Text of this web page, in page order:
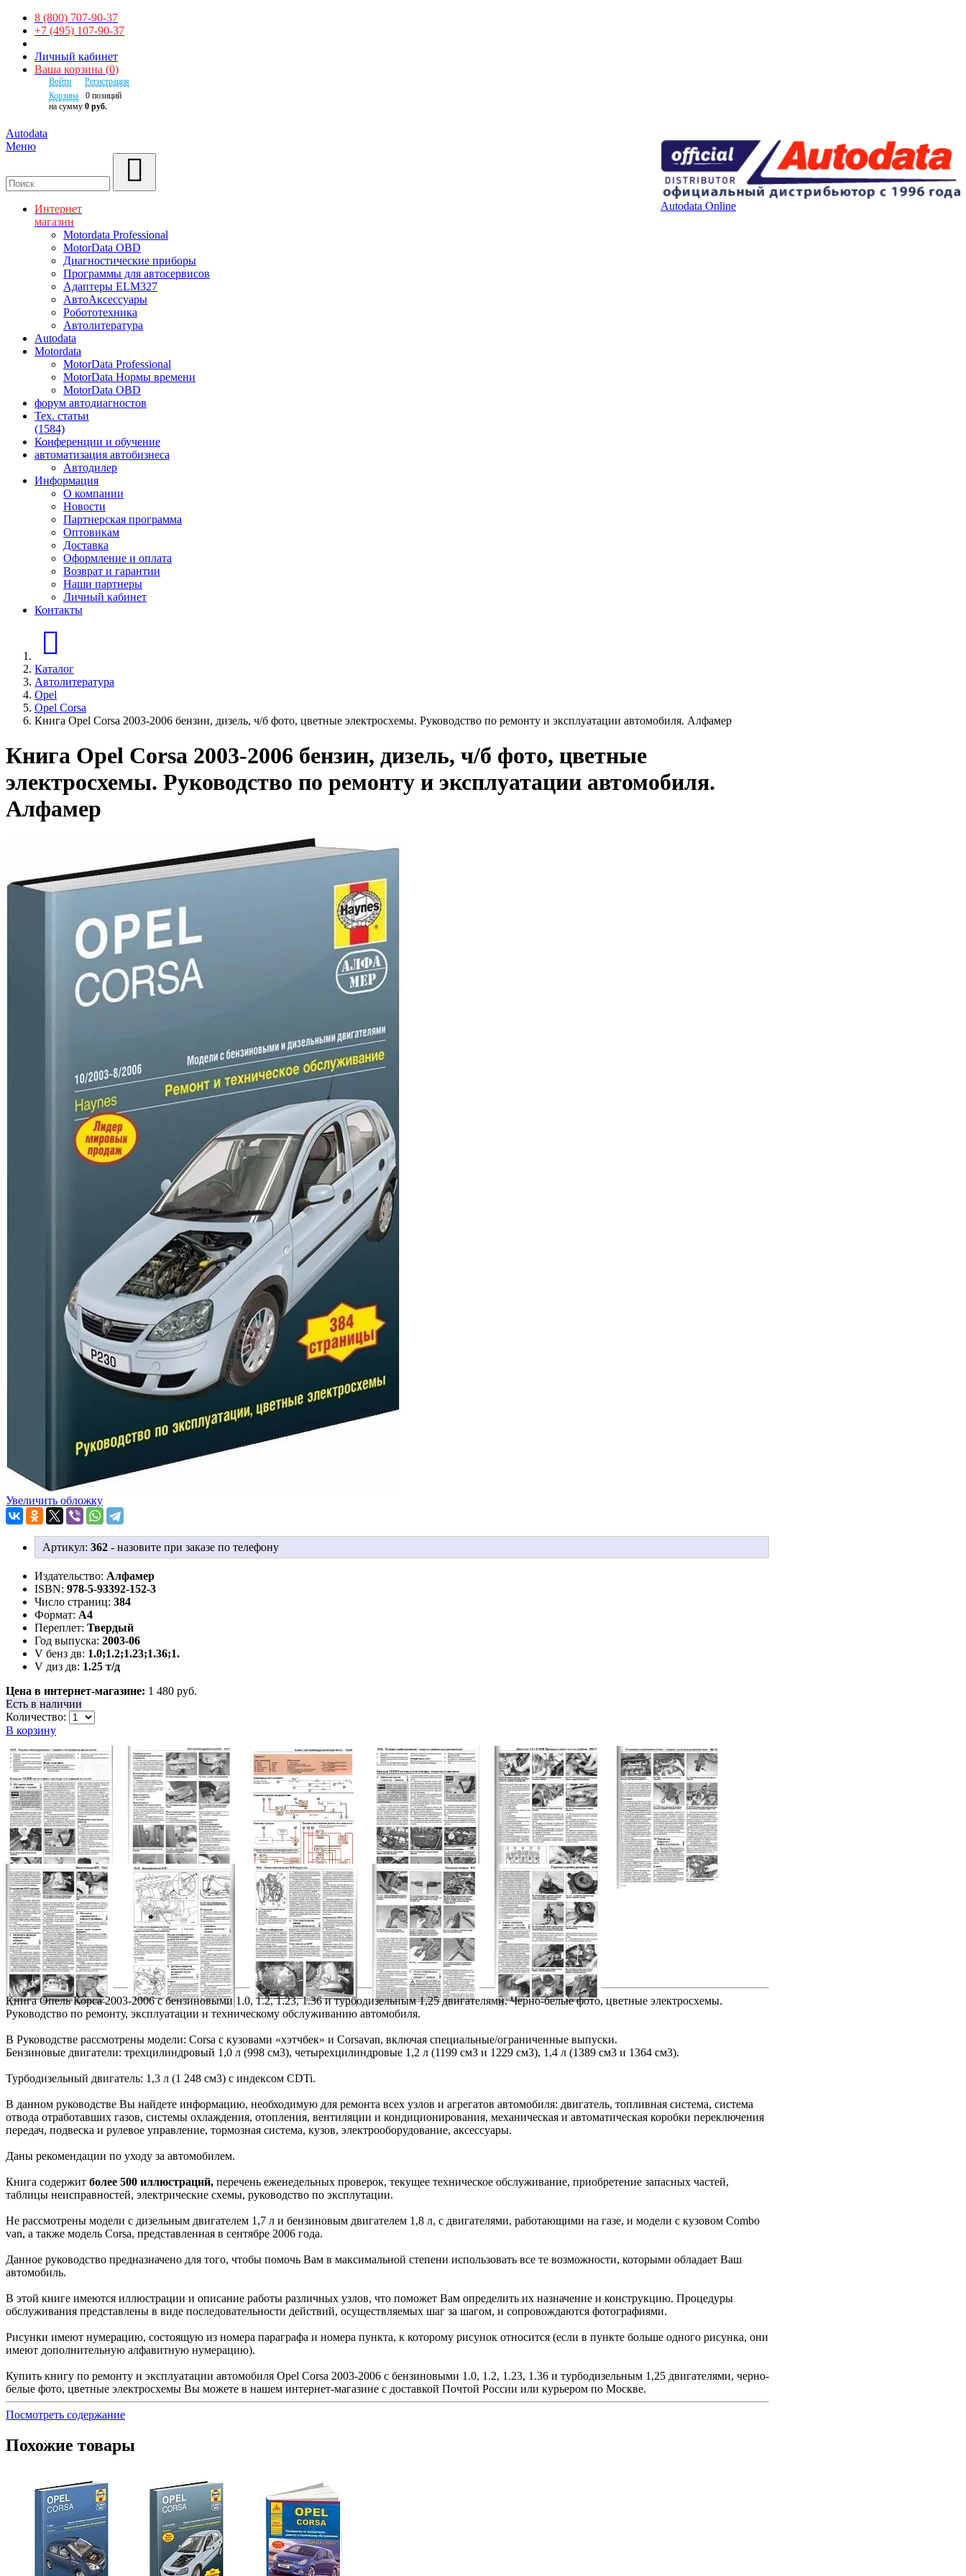
8 (800) 707-90-37
+7 (495) 107-90-37
Личный кабинет
Ваша корзина (0)
Войти
Регистрация
Корзина
0 позиций
на сумму 0 руб.
Autodata
Autodata Online
Меню
Интернет
магазин
Motordata Professional
MotorData OBD
Диагностические приборы
Программы для автосервисов
Адаптеры ELM327
АвтоАксессуары
Робототехника
Автолитература
Autodata
Motordata
MotorData Professional
MotorData Нормы времени
MotorData OBD
форум автодиагностов
Тех. статьи
(1584)
Конференции и обучение
автоматизация автобизнеса
Автодилер
Информация
О компании
Новости
Партнерская программа
Оптовикам
Доставка
Оформление и оплата
Возврат и гарантии
Наши партнеры
Личный кабинет
Контакты
Каталог
Автолитература
Opel
Opel Corsa
Книга Opel Corsa 2003-2006 бензин, дизель, ч/б фото, цветные электросхемы. Руководство по ремонту и эксплуатации автомобиля. Алфамер
Книга Opel Corsa 2003-2006 бензин, дизель, ч/б фото, цветные
электросхемы. Руководство по ремонту и эксплуатации автомобиля.
Алфамер
Увеличить обложку
Артикул: 362 - назовите при заказе по телефону
Издательство: Алфамер
ISBN: 978-5-93392-152-3
Число страниц: 384
Формат: А4
Переплет: Твердый
Год выпуска: 2003-06
V бенз дв: 1.0;1.2;1.23;1.36;1.
V диз дв: 1.25 т/д
Цена в интернет-магазине: 1 480 руб.
Есть в наличии
Количество:
В корзину
Книга Опель Корса 2003-2006 с бензиновыми 1.0, 1.2, 1.23, 1.36 и турбодизельным 1,25 двигателями. Черно-белые фото, цветные электросхемы.
Руководство по ремонту, эксплуатации и техническому обслуживанию автомобиля.
В Руководстве рассмотрены модели: Corsa с кузовами «хэтчбек» и Corsavan, включая специальные/ограниченные выпуски.
Бензиновые двигатели: трехцилиндровый 1,0 л (998 см3), четырехцилиндровые 1,2 л (1199 см3 и 1229 см3), 1,4 л (1389 см3 и 1364 см3).
Турбодизельный двигатель: 1,3 л (1 248 см3) с индексом CDTi.
В данном руководстве Вы найдете информацию, необходимую для ремонта всех узлов и агрегатов автомобиля: двигатель, топливная система, система
отвода отработавших газов, системы охлаждения, отопления, вентиляции и кондиционирования, механическая и автоматическая коробки переключения
передач, подвеска и рулевое управление, тормозная система, кузов, электрооборудование, аксессуары.
Даны рекомендации по уходу за автомобилем.
Книга содержит более 500 иллюстраций, перечень еженедельных проверок, текущее техническое обслуживание, приобретение запасных частей,
таблицы неисправностей, электрические схемы, руководство по эксплутации.
Не рассмотрены модели с дизельным двигателем 1,7 л и бензиновым двигателем 1,8 л, с двигателями, работающими на газе, и модели с кузовом Combo
van, а также модель Corsa, представленная в сентябре 2006 года.
Данное руководство предназначено для того, чтобы помочь Вам в максимальной степени использовать все те возможности, которыми обладает Ваш
автомобиль.
В этой книге имеются иллюстрации и описание работы различных узлов, что поможет Вам определить их назначение и конструкцию. Процедуры
обслуживания представлены в виде последовательности действий, осуществляемых шаг за шагом, и сопровождаются фотографиями.
Рисунки имеют нумерацию, состоящую из номера параграфа и номера пункта, к которому рисунок относится (если в пункте больше одного рисунка, они
имеют дополнительную алфавитную нумерацию).
Купить книгу по ремонту и эксплуатации автомобиля Opel Corsa 2003-2006 с бензиновыми 1.0, 1.2, 1.23, 1.36 и турбодизельным 1,25 двигателями, черно-
белые фото, цветные электросхемы Вы можете в нашем интернет-магазине с доставкой Почтой России или курьером по Москве.
Посмотреть содержание
Похожие товары